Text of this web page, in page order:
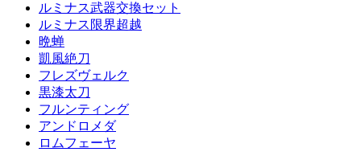
ルミナス武器交換セット
ルミナス限界超越
晩蝉
凱風絶刀
フレズヴェルク
黒漆太刀
フルンティング
アンドロメダ
ロムフェーヤ